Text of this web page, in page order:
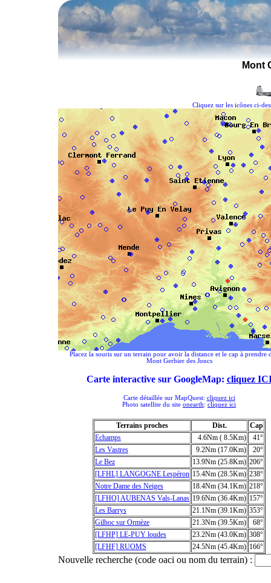
Mont
Cliquez sur les icônes ci-
Placez la souris sur un terrain pour avoir la distance et le cap à prendre
Mont Gerbier des Joncs
Carte interactive sur GoogleMap: cliquez
Carte détaillée sur MapQuest: cliquez ici
Photo satellite du site onearth: cliquez ici
Terrains proches Dist.
Cap
Echamps
4.6Nm ( 8.5Km)
41°
Les Vastres
9.2Nm (17.0Km)
20°
Le Bez
13.9Nm (25.8Km) 206°
[LFHL] LANGOGNE Lespéron 15.4Nm (28.5Km) 238°
Notre Dame des Neiges
18.4Nm (34.1Km) 218°
[LFHO] AUBENAS Vals-Lanas 19.6Nm (36.4Km) 157°
Les Barrys
21.1Nm (39.1Km) 353°
Gilhoc sur Ormèze
21.3Nm (39.5Km)
68°
[LFHP] LE-PUY loudes
23.2Nm (43.0Km) 308°
[LFHF] RUOMS
24.5Nm (45.4Km) 166°
Nouvelle recherche (code oaci ou nom du terrain) :